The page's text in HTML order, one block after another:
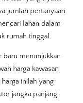
jumlah pertanyaan
lahan dalam
rumah tinggal.
baru menunjukkan
harga kawasan
inilah yang
jangka panjang.